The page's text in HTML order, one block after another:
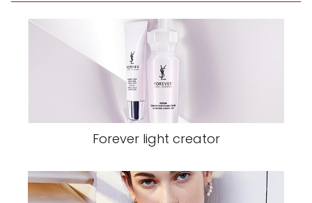
Forever light creator